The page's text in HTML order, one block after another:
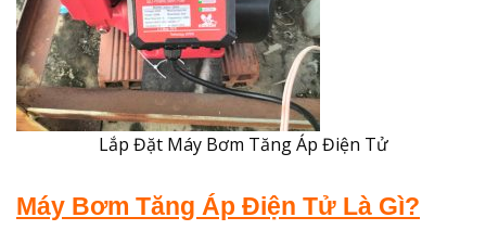
Lắp Đặt Máy Bơm Tăng Áp Điện Tử
Máy Bơm Tăng Áp Điện Tử Là Gì?